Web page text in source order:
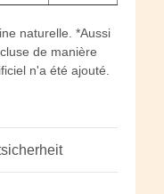
naturelle. *Aussi
de manière
n'a été ajouté.